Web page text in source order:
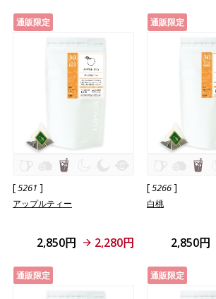
通販限定
[5261 ]
アップルティー
2,850円 2,280円
通販限定
[5266]
白桃
2,850円
通販限定 通販限定